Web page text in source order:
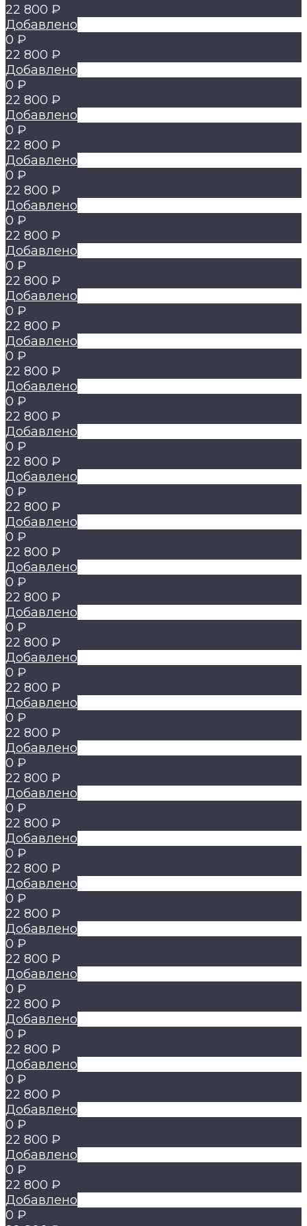
22 800 ₽
Добавлено
0 ₽
22 800 ₽
Добавлено
0 ₽
22 800 ₽
Добавлено
0 ₽
22 800 ₽
Добавлено
0 ₽
22 800 ₽
Добавлено
0 ₽
22 800 ₽
Добавлено
0 ₽
22 800 ₽
Добавлено
0 ₽
22 800 ₽
Добавлено
0 ₽
22 800 ₽
Добавлено
0 ₽
22 800 ₽
Добавлено
0 ₽
22 800 ₽
Добавлено
0 ₽
22 800 ₽
Добавлено
0 ₽
22 800 ₽
Добавлено
0 ₽
22 800 ₽
Добавлено
0 ₽
22 800 ₽
Добавлено
0 ₽
22 800 ₽
Добавлено
0 ₽
22 800 ₽
Добавлено
0 ₽
22 800 ₽
Добавлено
0 ₽
22 800 ₽
Добавлено
0 ₽
22 800 ₽
Добавлено
0 ₽
22 800 ₽
Добавлено
0 ₽
22 800 ₽
Добавлено
0 ₽
22 800 ₽
Добавлено
0 ₽
22 800 ₽
Добавлено
0 ₽
22 800 ₽
Добавлено
0 ₽
22 800 ₽
Добавлено
0 ₽
22 800 ₽
Добавлено
0 ₽